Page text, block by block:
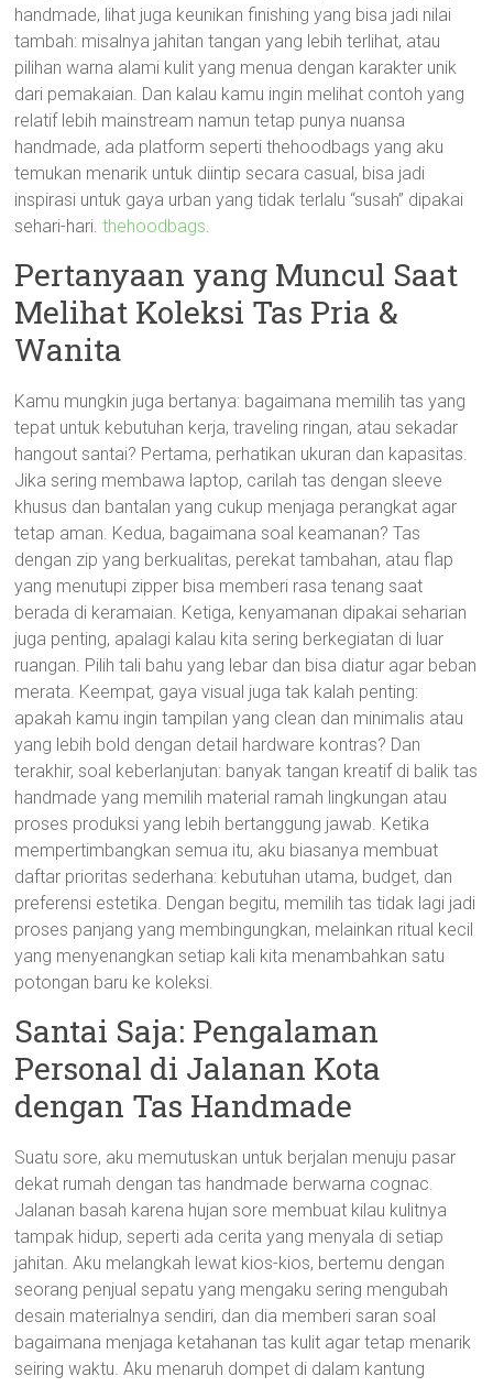
handmade, lihat juga keunikan finishing yang bisa jadi nilai
tambah: misalnya jahitan tangan yang lebih terlihat, atau
pilihan warna alami kulit yang menua dengan karakter unik
dari pemakaian. Dan kalau kamu ingin melihat contoh yang
relatif lebih mainstream namun tetap punya nuansa
handmade, ada platform seperti thehoodbags yang aku
temukan menarik untuk diintip secara casual, bisa jadi
inspirasi untuk gaya urban yang tidak terlalu “susah” dipakai
sehari-hari.thehoodbags.
Pertanyaan yang Muncul Saat
Melihat Koleksi Tas Pria &
Wanita
Kamu mungkin juga bertanya: bagaimana memilih tas yang
tepat untuk kebutuhan kerja, traveling ringan, atau sekadar
hangout santai? Pertama, perhatikan ukuran dan kapasitas.
Jika sering membawa laptop, carilah tas dengan sleeve
khusus dan bantalan yang cukup menjaga perangkat agar
tetap aman. Kedua, bagaimana soal keamanan? Tas
dengan zip yang berkualitas, perekat tambahan, atau flap
yang menutupi zipper bisa memberi rasa tenang saat
berada di keramaian. Ketiga, kenyamanan dipakai seharian
juga penting, apalagi kalau kita sering berkegiatan di luar
ruangan. Pilih tali bahu yang lebar dan bisa diatur agar beban
merata. Keempat, gaya visual juga tak kalah penting:
apakah kamu ingin tampilan yang clean dan minimalis atau
yang lebih bold dengan detail hardware kontras? Dan
terakhir, soal keberlanjutan: banyak tangan kreatif di balik tas
handmade yang memilih material ramah lingkungan atau
proses produksi yang lebih bertanggung jawab. Ketika
mempertimbangkan semua itu, aku biasanya membuat
daftar prioritas sederhana: kebutuhan utama, budget, dan
preferensi estetika. Dengan begitu, memilih tas tidak lagi jadi
proses panjang yang membingungkan, melainkan ritual kecil
yang menyenangkan setiap kali kita menambahkan satu
potongan baru ke koleksi.
Santai Saja: Pengalaman
Personal di Jalanan Kota
dengan Tas Handmade
Suatu sore, aku memutuskan untuk berjalan menuju pasar
dekat rumah dengan tas handmade berwarna cognac.
Jalanan basah karena hujan sore membuat kilau kulitnya
tampak hidup, seperti ada cerita yang menyala di setiap
jahitan. Aku melangkah lewat kios-kios, bertemu dengan
seorang penjual sepatu yang mengaku sering mengubah
desain materialnya sendiri, dan dia memberi saran soal
bagaimana menjaga ketahanan tas kulit agar tetap menarik
seiring waktu. Aku menaruh dompet di dalam kantung